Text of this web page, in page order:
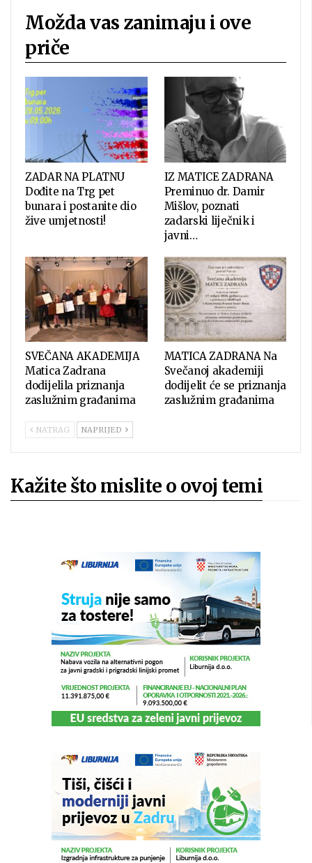
Možda vas zanimaju i ove
priče
ZADAR NA PLATNU
Dođite na Trg pet
bunara i postanite dio
žive umjetnosti!
IZ MATICE ZADRANA
Preminuo dr. Damir
Mišlov, poznati
zadarski liječnik i
javni…
SVEČANA AKADEMIJA
Matica Zadrana
dodijelila priznanja
zaslužnim građanima
MATICA ZADRANA Na
Svečanoj akademiji
dodijelit će se priznanja
zaslužnim građanima
NATRAG NAPRIJED
Kažite što mislite o ovoj temi